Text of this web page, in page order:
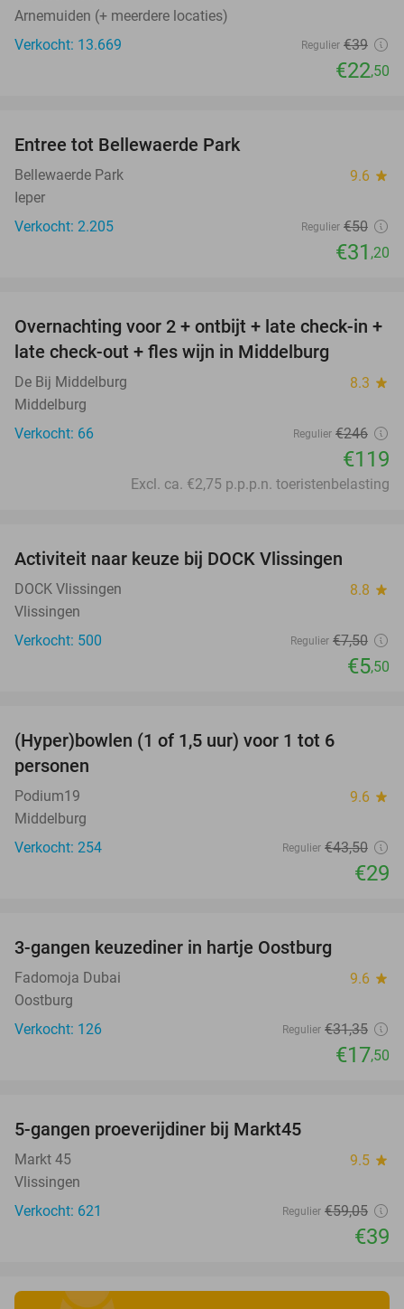
Arnemuiden (+ meerdere locaties)
Verkocht: 13.669
Regulier €39
€22,50
Entree tot Bellewaerde Park
Bellewaerde Park 9.6 star
Ieper
Verkocht: 2.205
Regulier €50
€31 ,20
52%
Overnachting voor 2 + ontbijt + late check-in +
late check-out + fles wijn in Middelburg
De Bij Middelburg 8.3 star
Middelburg
Verkocht: 66
Regulier €246
€119
Excl. ca. €2,75 p.p.p.n. toeristenbelasting
Activiteit naar keuze bij DOCK Vlissingen
DOCK Vlissingen 8.8 star
Vlissingen
Verkocht: 500
Regulier €7,50
€5,50
(Hyper)bowlen (1 of 1,5 uur) voor 1 tot 6
personen
Podium19 9.6 star
Middelburg
Verkocht: 254
Regulier €43,50
€29
3-gangen keuzediner in hartje Oostburg
Fadomoja Dubai 9.6 star
Oostburg
Verkocht: 126
Regulier €31,35
€17,50
5-gangen proeverijdiner bij Markt45
Markt 45 9.5 star
Vlissingen
Verkocht: 621
Regulier €59,05
€39